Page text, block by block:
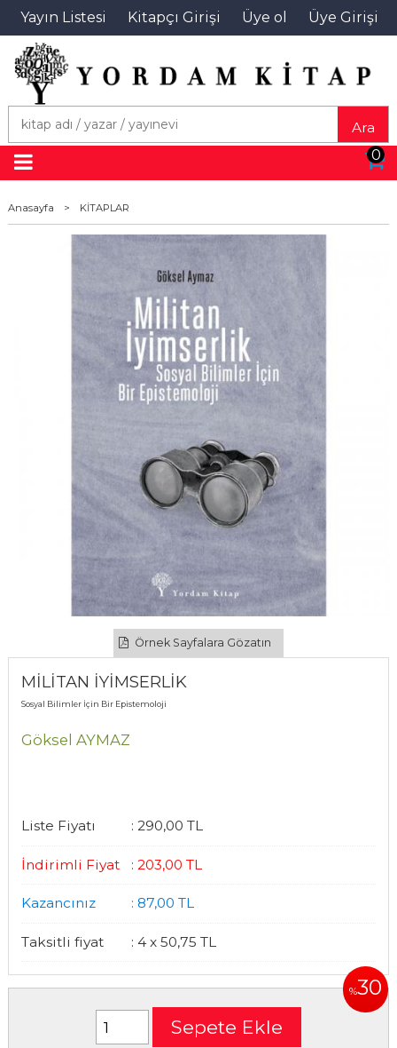
Yayın Listesi Kitapçı Girişi Üye ol Üye Girişi
Ara
0
Anasayfa > KİTAPLAR
Örnek Sayfalara Gözatın
MİLİTAN İYİMSERLİK
Sosyal Bilimler İçin Bir Epistemoloji
Göksel AYMAZ
Liste Fiyatı : 290,00 TL
İndirimli Fiyat : 203,00 TL
Kazancınız : 87,00 TL
Taksitli fiyat : 4 x 50,75 TL
%30
Sepete Ekle